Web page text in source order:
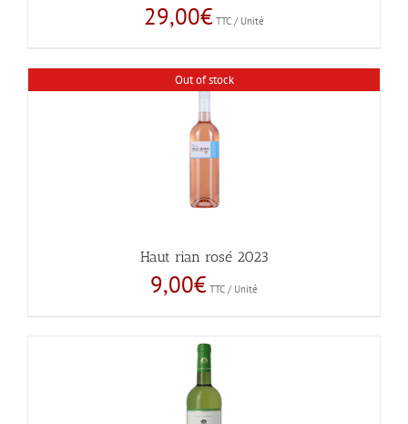
29,00€ TTC / Unité
Out of stock
Haut rian rosé 2023
9,00€ TTC / Unité